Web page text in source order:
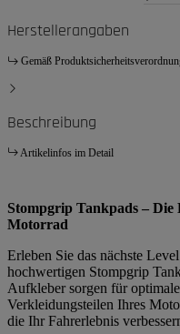
Herstellerangaben
Gemäß
Beschreibung
Artikelinfos im Detail
Stompgrip Tankpads –
Motorrad
Erleben Sie das nächste
hochwertigen Stompgrip
Aufkleber sorgen für
Verkleidungsteilen Ihres
die Ihr Fahrerlebnis